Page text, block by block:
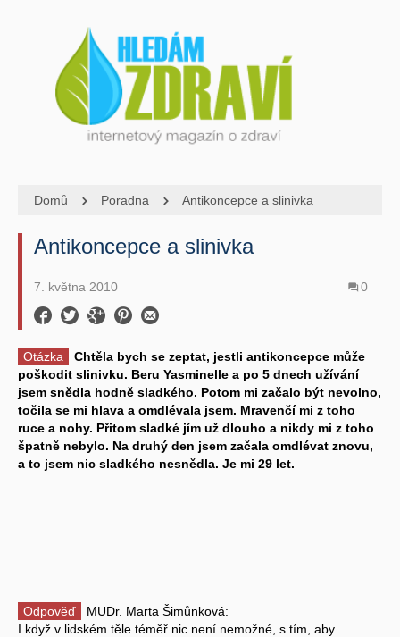
Domů Poradna Antikoncepce a slinivka
Antikoncepce a slinivka
7. května 2010 0
Otázka
Chtěla bych se zeptat, jestli antikoncepce může
poškodit slinivku. Beru Yasminelle a po 5 dnech užívání
jsem snědla hodně sladkého. Potom mi začalo být nevolno,
točila se mi hlava a omdlévala jsem. Mravenčí mi z toho
ruce a nohy. Přitom sladké jím už dlouho a nikdy mi z toho
špatně nebylo. Na druhý den jsem začala omdlévat znovu,
a to jsem nic sladkého nesnědla. Je mi 29 let.
Odpověď
MUDr. Marta Šimůnková:
I když v lidském těle téměř nic není nemožné, s tím, aby